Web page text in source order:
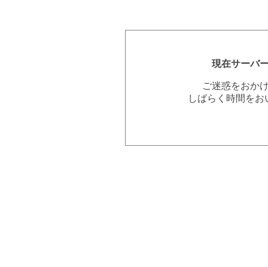
現在サーバ
ご迷惑をおか
しばらく時間を